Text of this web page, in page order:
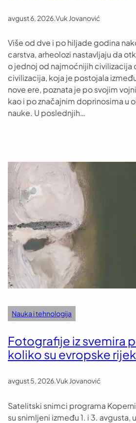
avgust 6, 2026.Vuk Jovanović
Više od dve i po hiljade godina
carstva, arheolozi nastavljaju da
o jednoj od najmoćnijih civilizacija
civilizacija, koja je postojala
nove ere, poznata je po svojim
kao i po značajnim doprinosima u
nauke. U poslednjih…
Nauka i tehnologija
Fotografije iz svemira
koliko su evropske
avgust 5, 2026.Vuk Jovanović
Satelitski snimci programa
su snimljeni između 1. i 3. avgusta,